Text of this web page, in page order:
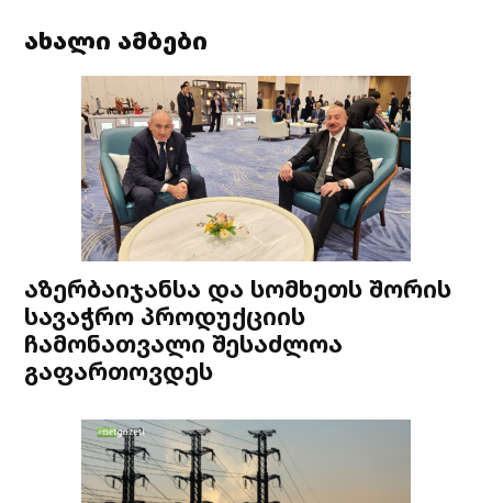
ახალი ამბები
აზერბაიჯანსა და სომხეთს შორის
სავაჭრო პროდუქციის
ჩამონათვალი შესაძლოა
გაფართოვდეს